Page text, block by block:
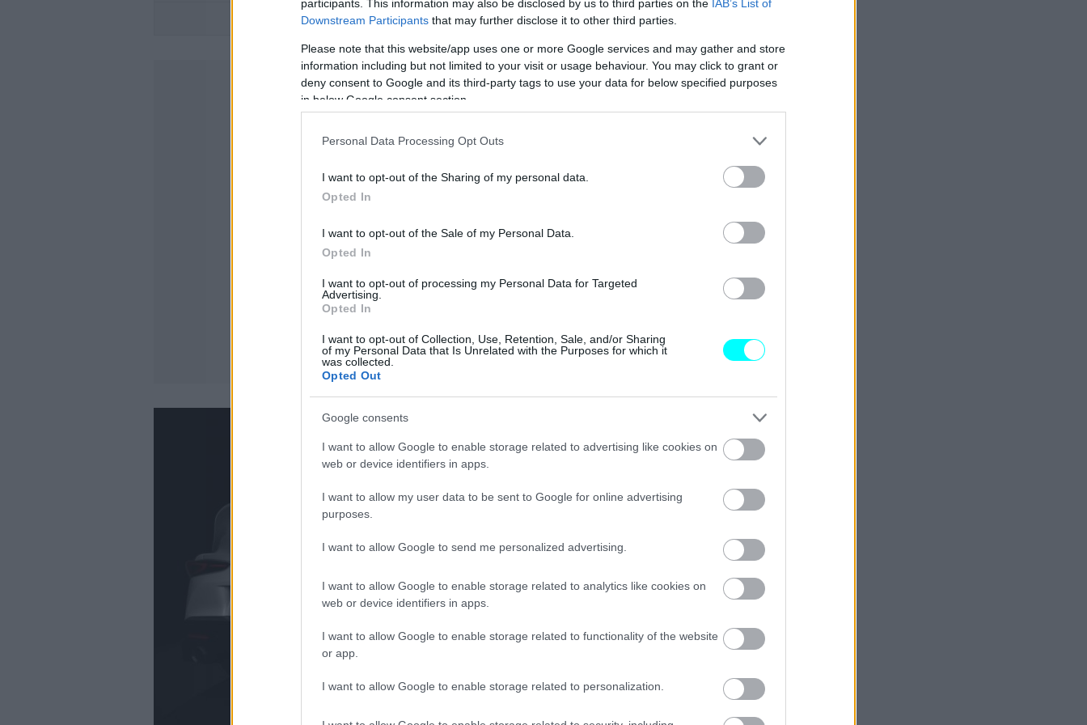
participants. This information may also be disclosed by us to third parties on the IAB’s List of
Downstream Participants that may further disclose it to other third parties.
Please note that this website/app uses one or more Google services and may gather and store
information including but not limited to your visit or usage behaviour. You may click to grant or
deny consent to Google and its third-party tags to use your data for below specified purposes
in below Google consent section.
Personal Data Processing Opt Outs
I want to opt-out of the Sharing of my personal data.
Opted In
I want to opt-out of the Sale of my Personal Data.
Opted In
I want to opt-out of processing my Personal Data for Targeted
Advertising.
Opted In
I want to opt-out of Collection, Use, Retention, Sale, and/or Sharing
of my Personal Data that Is Unrelated with the Purposes for which it
was collected.
Opted Out
Google consents
I want to allow Google to enable storage related to advertising like cookies on
web or device identifiers in apps.
I want to allow my user data to be sent to Google for online advertising
purposes.
I want to allow Google to send me personalized advertising.
I want to allow Google to enable storage related to analytics like cookies on
web or device identifiers in apps.
I want to allow Google to enable storage related to functionality of the website
or app.
I want to allow Google to enable storage related to personalization.
XPENG -ΤΑ ΝΕΑ "TESLA" ΠΟΥ ΗΡΘΑΝ ΣΤΗΝ ΕΛΛΑΔΑ